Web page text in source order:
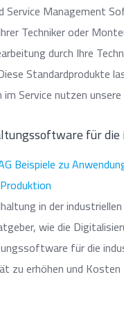
Service Management
Techniker oder
durch Ihre
Standardprodukte
im Service nutzen
für
in der
wie die
für die
zu erhöhen und Kosten